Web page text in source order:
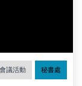
會議活動 秘書處